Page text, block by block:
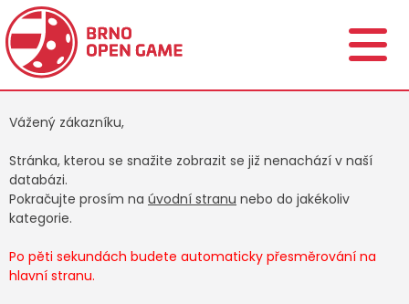
Vážený zákazníku,
Stránka, kterou se snažite zobrazit se již nenachází v naší
databázi.
Pokračujte prosím na úvodní stranu nebo do jakékoliv
kategorie.
Po pěti sekundách budete automaticky přesměrování na
hlavní stranu.